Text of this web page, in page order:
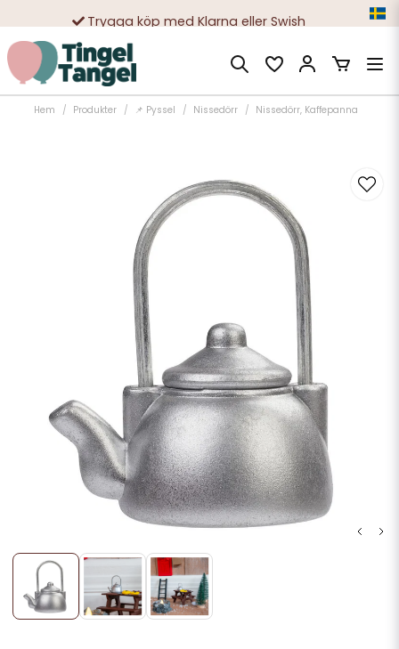
Trygga köp med Klarna eller Swish
10 000-tals nöjda kunder
Hem Produkter 📌 Pyssel Nissedörr Nissedörr, Kaffepanna